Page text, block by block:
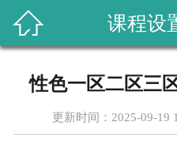
 课程设
性色一区二区三
更新时间：2025-09-19